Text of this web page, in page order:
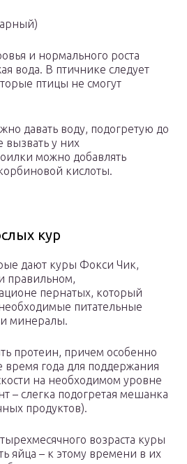
и нормального роста
вода. В птичнике следует
птицы не смогут
давать воду, подогретую до
вызвать у них
можно добавлять
кислоты.
кур
дают куры Фокси Чик,
правильном,
пернатых, который
питательные
минералы.
протеин, причем особенно
время года для поддержания
на необходимом уровне
– слегка подогретая мешанка
продуктов).
возраста куры
яйца – к этому времени в их